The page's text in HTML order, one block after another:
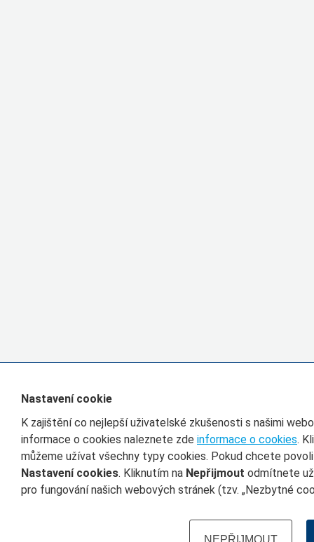
Nastavení cookie
K zajištění co nejlepší uživatelské zkušenosti s našimi
informace o cookies naleznete zde informace o cookies.
můžeme užívat všechny typy cookies. Pokud chcete
Nastavení cookies. Kliknutím na Nepřijmout odmítnete
pro fungování našich webových stránek (tzv. „Nezbytné
NEPŘIJMOUT